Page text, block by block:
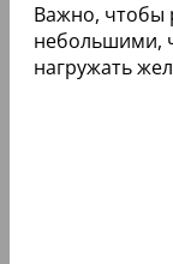
Важно, чтобы
небольшими,
нагружать